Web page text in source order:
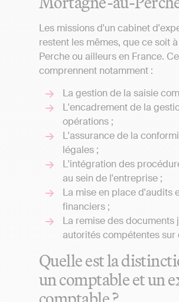
Les missions d'un cabinet
restent les mêmes, que ce soit
Perche ou ailleurs en France.
comprennent notamment :
La gestion de la saisie
L'encadrement de la
opérations ;
L'assurance de la
légales ;
L'intégration des
au sein de l'entreprise ;
La mise en place d'audits
financiers ;
La remise des documents
autorités compétentes sur
Quelle est la
un comptable et un